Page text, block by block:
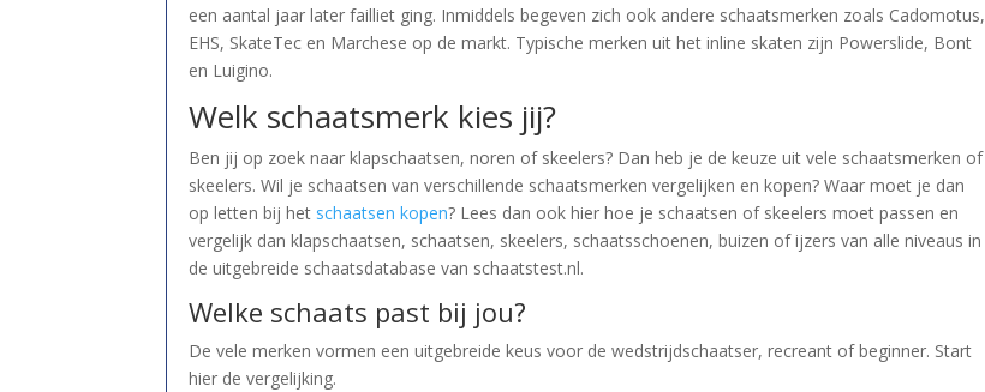
een aantal jaar later failliet ging. Inmiddels begeven zich ook andere schaatsmerken zoals Cadomotus,
EHS, SkateTec en Marchese op de markt. Typische merken uit het inline skaten zijn Powerslide, Bont
en Luigino.
Welk schaatsmerk kies jij?
Ben jij op zoek naar klapschaatsen, noren of skeelers? Dan heb je de keuze uit vele schaatsmerken of
skeelers. Wil je schaatsen van verschillende schaatsmerken vergelijken en kopen? Waar moet je dan
op letten bij het schaatsen kopen? Lees dan ook hier hoe je schaatsen of skeelers moet passen en
vergelijk dan klapschaatsen, schaatsen, skeelers, schaatsschoenen, buizen of ijzers van alle niveaus in
de uitgebreide schaatsdatabase van schaatstest.nl.
Welke schaats past bij jou?
De vele merken vormen een uitgebreide keus voor de wedstrijdschaatser, recreant of beginner. Start
hier de vergelijking.